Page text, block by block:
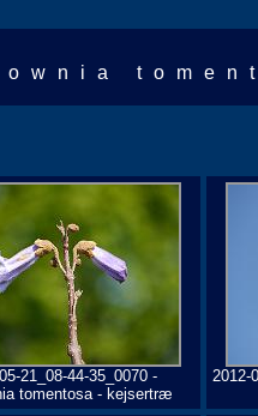
21_08-44-35_0070 -
tomentosa - kejsertræ
2012-